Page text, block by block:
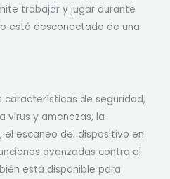
trabajar y jugar durante
está desconectado de una
características de seguridad,
virus y amenazas, la
escaneo del dispositivo en
avanzadas contra el
está disponible para